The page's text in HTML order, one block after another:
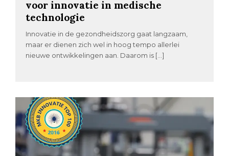
voor innovatie in medische
technologie
Innovatie in de gezondheidszorg gaat langzaam,
maar er dienen zich wel in hoog tempo allerlei
nieuwe ontwikkelingen aan. Daarom is […]